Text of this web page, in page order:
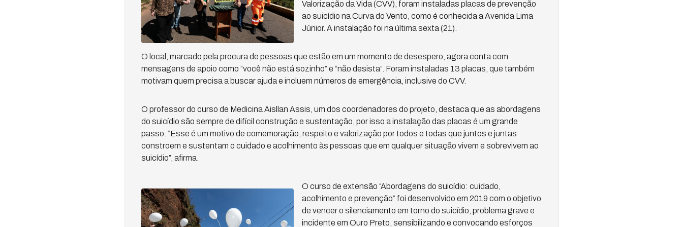
Valorização da Vida (CVV), foram instaladas placas de prevenção
ao suicídio na Curva do Vento, como é conhecida a Avenida Lima
Júnior. A instalação foi na última sexta (21).
O local, marcado pela procura de pessoas que estão em um momento de desespero, agora conta com
mensagens de apoio como “você não está sozinho” e “não desista”. Foram instaladas 13 placas, que também
motivam quem precisa a buscar ajuda e incluem números de emergência, inclusive do CVV.
O professor do curso de Medicina Aisllan Assis, um dos coordenadores do projeto, destaca que as abordagens
do suicídio são sempre de difícil construção e sustentação, por isso a instalação das placas é um grande
passo. “Esse é um motivo de comemoração, respeito e valorização por todos e todas que juntos e juntas
constroem e sustentam o cuidado e acolhimento às pessoas que em qualquer situação vivem e sobrevivem ao
suicídio”, afirma.
O curso de extensão “Abordagens do suicídio: cuidado,
acolhimento e prevenção” foi desenvolvido em 2019 com o objetivo
de vencer o silenciamento em torno do suicídio, problema grave e
incidente em Ouro Preto, sensibilizando e convocando esforços